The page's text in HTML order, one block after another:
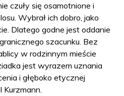
czuły się osamotnione i
Wybrał ich dobro, jako
Dlatego godne jest oddanie
szacunku. Bez
w rodzinnym mieście
jest wyrazem uznania
i głęboko etycznej
Kurzmann.